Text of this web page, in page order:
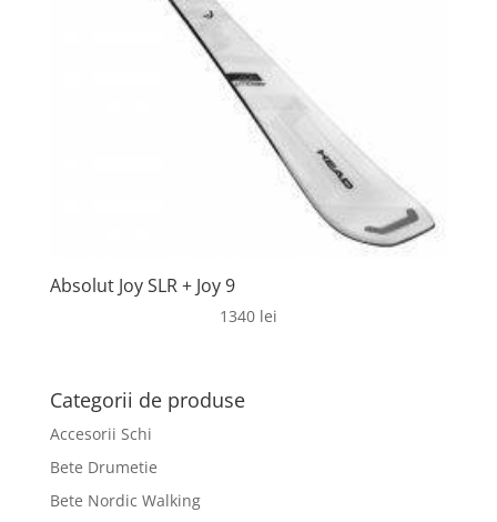
Absolut Joy SLR + Joy 9
1340 lei
Categorii de produse
Accesorii Schi
Bete Drumetie
Bete Nordic Walking